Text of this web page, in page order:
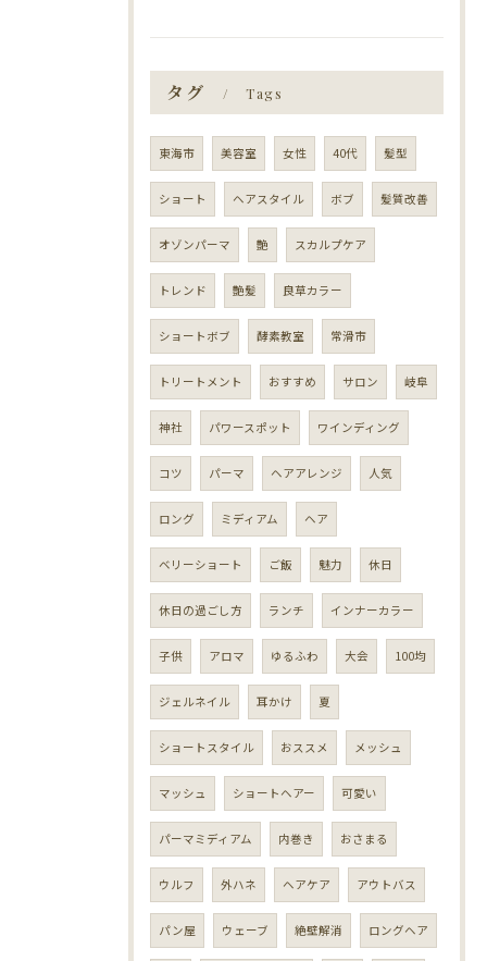
タグ Tags
東海市 美容室 女性 40代 髪型
ショート ヘアスタイル ボブ 髪質改善
オゾンパーマ 艶 スカルプケア
トレンド 艶髪 良草カラー
ショートボブ 酵素教室 常滑市
トリートメント おすすめ サロン 岐阜
神社 パワースポット ワインディング
コツ パーマ ヘアアレンジ 人気
ロング ミディアム ヘア
ベリーショート ご飯 魅力 休日
休日の過ごし方 ランチ インナーカラー
子供 アロマ ゆるふわ 大会 100均
ジェルネイル 耳かけ 夏
ショートスタイル おススメ メッシュ
マッシュ ショートヘアー 可愛い
パーマミディアム 内巻き おさまる
ウルフ 外ハネ ヘアケア アウトバス
パン屋 ウェーブ 絶壁解消 ロングヘア